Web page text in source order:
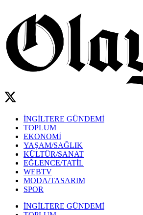
İNGİLTERE GÜNDEMİ
TOPLUM
EKONOMİ
YAŞAM/SAĞLIK
KÜLTÜR/SANAT
EĞLENCE/TATİL
WEBTV
MODA/TASARIM
SPOR
İNGİLTERE GÜNDEMİ